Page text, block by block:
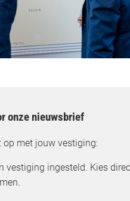
onze nieuwsbrief
op met jouw vestiging:
vestiging ingesteld. Kies